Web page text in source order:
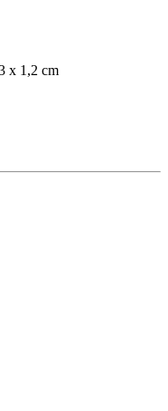
x 1,2 cm